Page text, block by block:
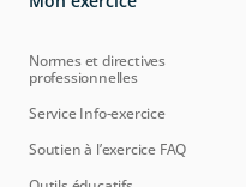
Normes et directives
professionnelles
Service Info-exercice
Soutien à l’exercice FAQ